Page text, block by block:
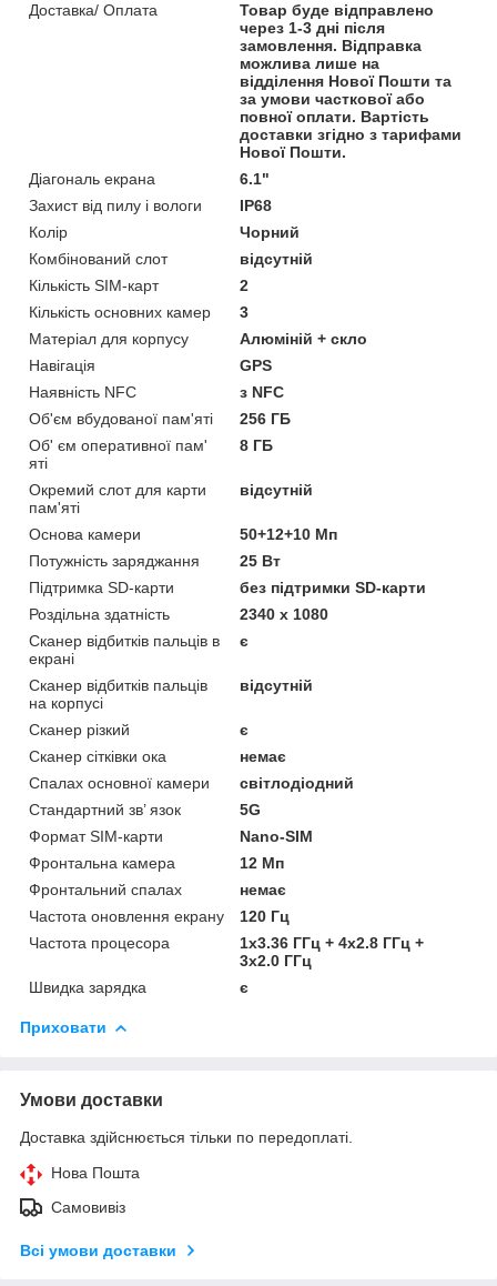
Доставка/ Оплата
Товар буде відправлено
через 1-3 дні після
замовлення. Відправка
можлива лише на
відділення Нової Пошти та
за умови часткової або
повної оплати. Вартість
доставки згідно з тарифами
Нової Пошти.
Діагональ екрана
6.1"
Захист від пилу і вологи
IP68
Колір
Чорний
Комбінований слот
відсутній
Кількість SIM-карт
2
Кількість основних камер
3
Матеріал для корпусу
Алюміній + скло
Навігація
GPS
Наявність NFC
з NFC
Об'єм вбудованої пам'яті
256 ГБ
Об' єм оперативної пам'
яті
8 ГБ
Окремий слот для карти
пам'яті
відсутній
Основа камери
50+12+10 Мп
Потужність заряджання
25 Вт
Підтримка SD-карти
без підтримки SD-карти
Роздільна здатність
2340 x 1080
Сканер відбитків пальців в
екрані
є
Сканер відбитків пальців
на корпусі
відсутній
Сканер різкий
є
Сканер сітківки ока
немає
Спалах основної камери
світлодіодний
Стандартний зв’ язок
5G
Формат SIM-карти
Nano-SIM
Фронтальна камера
12 Мп
Фронтальний спалах
немає
Частота оновлення екрану
120 Гц
Частота процесора
1x3.36 ГГц + 4x2.8 ГГц +
3x2.0 ГГц
Швидка зарядка
є
Приховати
Умови доставки
Доставка здійснюється тільки по передоплаті.
Нова Пошта
Самовивіз
Всі умови доставки